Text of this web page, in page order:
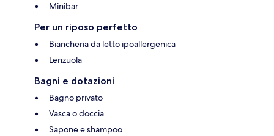
Minibar
Per un riposo perfetto
Biancheria da letto ipoallergenica
Lenzuola
Bagni e dotazioni
Bagno privato
Vasca o doccia
Sapone e shampoo